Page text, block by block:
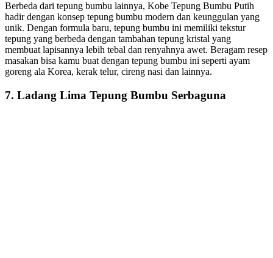
Berbeda dari tepung bumbu lainnya, Kobe Tepung Bumbu Putih
hadir dengan konsep tepung bumbu modern dan keunggulan yang
unik. Dengan formula baru, tepung bumbu ini memiliki tekstur
tepung yang berbeda dengan tambahan tepung kristal yang
membuat lapisannya lebih tebal dan renyahnya awet. Beragam resep
masakan bisa kamu buat dengan tepung bumbu ini seperti ayam
goreng ala Korea, kerak telur, cireng nasi dan lainnya.
7. Ladang Lima Tepung Bumbu Serbaguna